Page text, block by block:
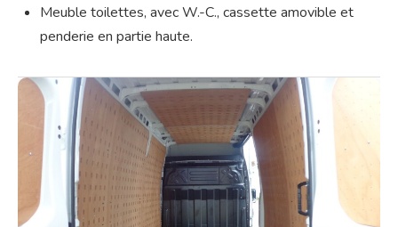
Meuble toilettes, avec W.-C., cassette amovible et
penderie en partie haute.